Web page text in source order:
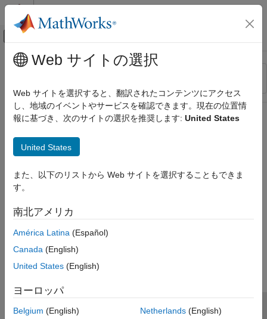
コンテンツへスキップ
オフキャンバス ナビゲーション メ
リソース
ステータス
メインコンテンツ
Web サイトの選択
Web サイトを選択すると、翻訳されたコンテンツにアクセス
し、地域のイベントやサービスを確認できます。現在の位置情
報に基づき、次のサイトの選択を推奨します: United States
United States
また、以下のリストから Web サイトを選択することもできま
す。
南北アメリカ
América Latina (Español)
Canada (English)
United States (English)
ヨーロッパ
Belgium (English)
Netherlands(English)
トラストセンター
プライバシー ポリシー